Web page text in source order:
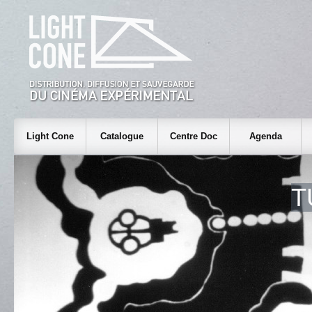
Light Cone Catalogue Centre Doc Agenda